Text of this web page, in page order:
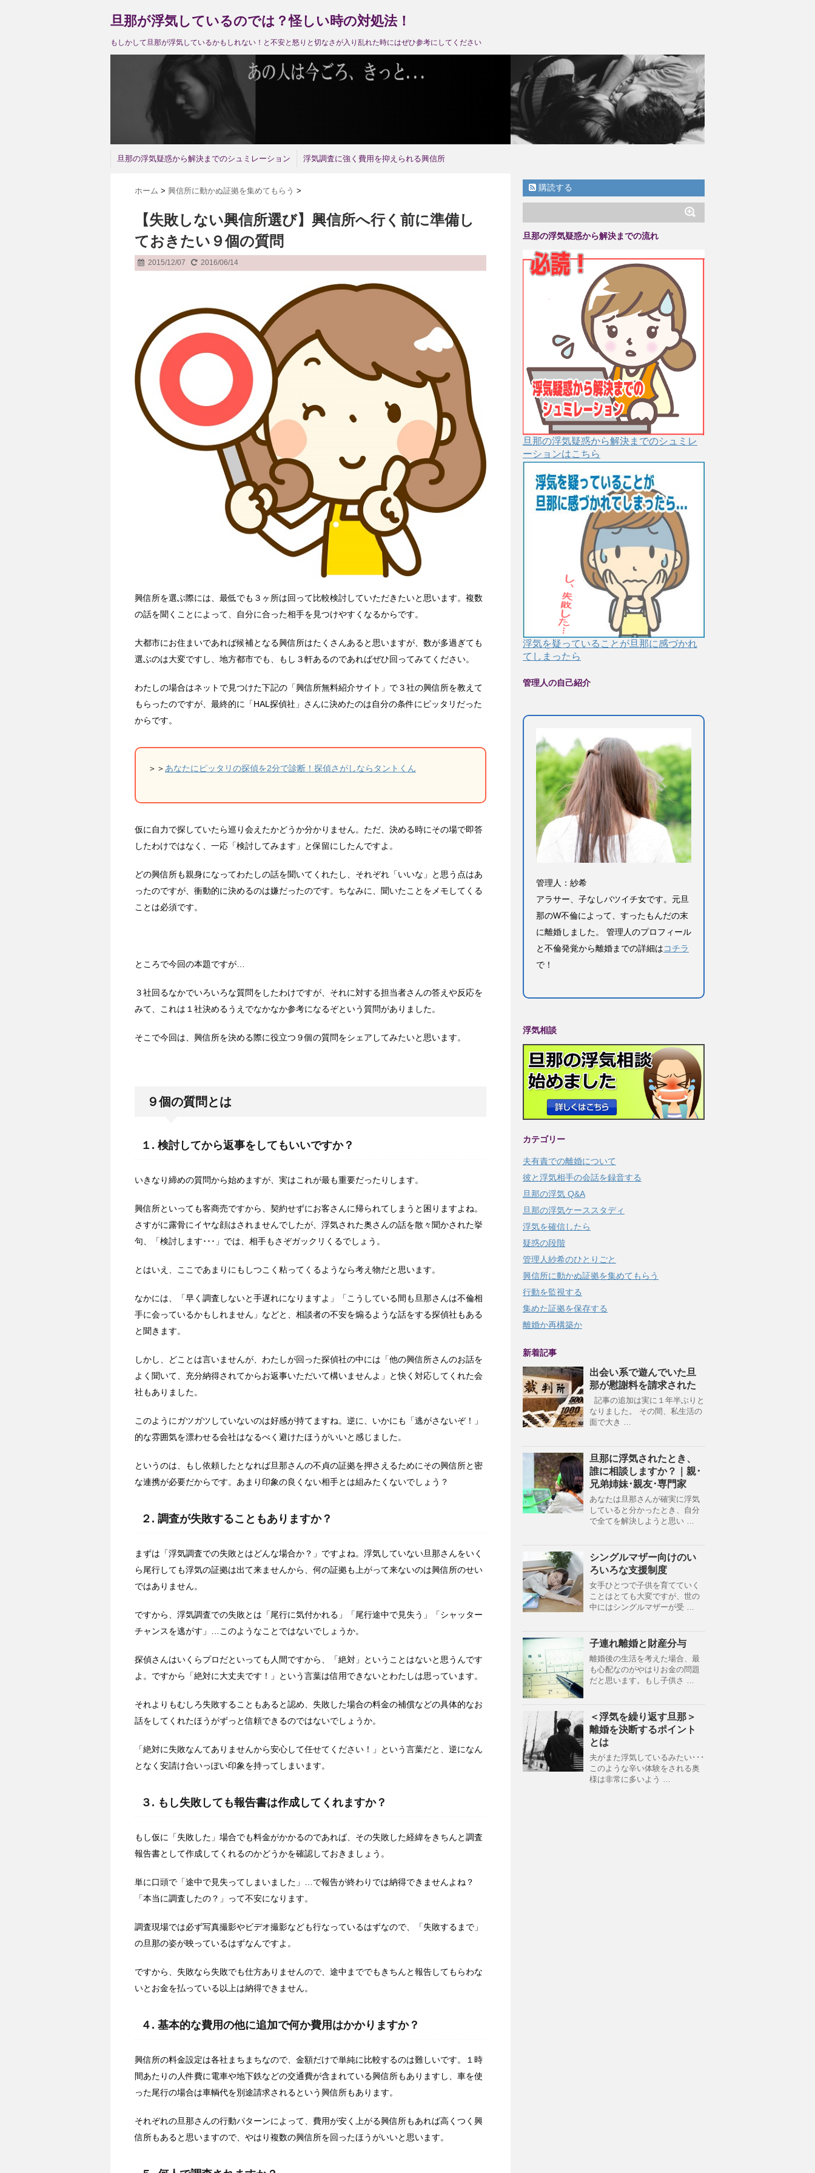
旦那が浮気しているのでは？怪しい時の対処法！
もしかして旦那が浮気しているかもしれない！と不安と怒りと切なさが入り乱れた時にはぜひ参考にしてください
旦那の浮気疑惑から解決までのシュミレーション 浮気調査に強く費用を抑えられる興信所
ホーム > 興信所に動かぬ証拠を集めてもらう >
【失敗しない興信所選び】興信所へ行く前に準備し
ておきたい９個の質問
2015/12/07 2016/06/14
興信所を選ぶ際には、最低でも３ヶ所は回って比較検討していただきたいと思います。複数
の話を聞くことによって、自分に合った相手を見つけやすくなるからです。
大都市にお住まいであれば候補となる興信所はたくさんあると思いますが、数が多過ぎても
選ぶのは大変ですし、地方都市でも、もし３軒あるのであればぜひ回ってみてください。
わたしの場合はネットで見つけた下記の「興信所無料紹介サイト」で３社の興信所を教えて
もらったのですが、最終的に「HAL探偵社」さんに決めたのは自分の条件にピッタリだった
からです。
＞＞あなたにピッタリの探偵を2分で診断！探偵さがしならタントくん
仮に自力で探していたら巡り会えたかどうか分かりません。ただ、決める時にその場で即答
したわけではなく、一応「検討してみます」と保留にしたんですよ。
どの興信所も親身になってわたしの話を聞いてくれたし、それぞれ「いいな」と思う点はあ
ったのですが、衝動的に決めるのは嫌だったのです。ちなみに、聞いたことをメモしてくる
ことは必須です。
ところで今回の本題ですが…
３社回るなかでいろいろな質問をしたわけですが、それに対する担当者さんの答えや反応を
みて、これは１社決めるうえでなかなか参考になるぞという質問がありました。
そこで今回は、興信所を決める際に役立つ９個の質問をシェアしてみたいと思います。
９個の質問とは
１. 検討してから返事をしてもいいですか？
いきなり締めの質問から始めますが、実はこれが最も重要だったりします。
興信所といっても客商売ですから、契約せずにお客さんに帰られてしまうと困りますよね。
さすがに露骨にイヤな顔はされませんでしたが、浮気された奥さんの話を散々聞かされた挙
句、「検討します･･･」では、相手もさぞガックリくるでしょう。
とはいえ、ここであまりにもしつこく粘ってくるようなら考え物だと思います。
なかには、「早く調査しないと手遅れになりますよ」「こうしている間も旦那さんは不倫相
手に会っているかもしれません」などと、相談者の不安を煽るような話をする探偵社もある
と聞きます。
しかし、どことは言いませんが、わたしが回った探偵社の中には「他の興信所さんのお話を
よく聞いて、充分納得されてからお返事いただいて構いませんよ」と快く対応してくれた会
社もありました。
このようにガツガツしていないのは好感が持てますね。逆に、いかにも「逃がさないぞ！」
的な雰囲気を漂わせる会社はなるべく避けたほうがいいと感じました。
というのは、もし依頼したとなれば旦那さんの不貞の証拠を押さえるためにその興信所と密
な連携が必要だからです。あまり印象の良くない相手とは組みたくないでしょう？
２. 調査が失敗することもありますか？
まずは「浮気調査での失敗とはどんな場合か？」ですよね。浮気していない旦那さんをいく
ら尾行しても浮気の証拠は出て来ませんから、何の証拠も上がって来ないのは興信所のせい
ではありません。
ですから、浮気調査での失敗とは「尾行に気付かれる」「尾行途中で見失う」「シャッター
チャンスを逃がす」…このようなことではないでしょうか。
探偵さんはいくらプロだといっても人間ですから、「絶対」ということはないと思うんです
よ。ですから「絶対に大丈夫です！」という言葉は信用できないとわたしは思っています。
それよりもむしろ失敗することもあると認め、失敗した場合の料金の補償などの具体的なお
話をしてくれたほうがずっと信頼できるのではないでしょうか。
「絶対に失敗なんてありませんから安心して任せてください！」という言葉だと、逆になん
となく安請け合いっぽい印象を持ってしまいます。
３. もし失敗しても報告書は作成してくれますか？
もし仮に「失敗した」場合でも料金がかかるのであれば、その失敗した経緯をきちんと調査
報告書として作成してくれるのかどうかを確認しておきましょう。
単に口頭で「途中で見失ってしまいました」…で報告が終わりでは納得できませんよね？
「本当に調査したの？」って不安になります。
調査現場では必ず写真撮影やビデオ撮影なども行なっているはずなので、「失敗するまで」
の旦那の姿が映っているはずなんですよ。
ですから、失敗なら失敗でも仕方ありませんので、途中まででもきちんと報告してもらわな
いとお金を払っている以上は納得できません。
４. 基本的な費用の他に追加で何か費用はかかりますか？
興信所の料金設定は各社まちまちなので、金額だけで単純に比較するのは難しいです。１時
間あたりの人件費に電車や地下鉄などの交通費が含まれている興信所もありますし、車を使
った尾行の場合は車輌代を別途請求されるという興信所もあります。
それぞれの旦那さんの行動パターンによって、費用が安く上がる興信所もあれば高くつく興
信所もあると思いますので、やはり複数の興信所を回ったほうがいいと思います。
購読する
旦那の浮気疑惑から解決までの流れ
旦那の浮気疑惑から解決までのシュミレ
ーションはこちら
浮気を疑っていることが旦那に感づかれ
てしまったら
管理人の自己紹介
管理人：紗希
アラサー、子なしバツイチ女です。元旦
那のW不倫によって、すったもんだの末
に離婚しました。 管理人のプロフィール
と不倫発覚から離婚までの詳細はコチラ
で！
浮気相談
カテゴリー
夫有責での離婚について
彼と浮気相手の会話を録音する
旦那の浮気 Q&A
旦那の浮気ケーススタディ
浮気を確信したら
疑惑の段階
管理人紗希のひとりごと
興信所に動かぬ証拠を集めてもらう
行動を監視する
集めた証拠を保存する
離婚か再構築か
新着記事
出会い系で遊んでいた旦
那が慰謝料を請求された
記事の追加は実に１年半ぶりと
なりました。 その間、私生活の
面で大き …
旦那に浮気されたとき、
誰に相談しますか？｜親･
兄弟姉妹･親友･専門家
あなたは旦那さんが確実に浮気
していると分かったとき、自分
で全てを解決しようと思い …
シングルマザー向けのい
ろいろな支援制度
女手ひとつで子供を育てていく
ことはとても大変ですが、世の
中にはシングルマザーが受 …
子連れ離婚と財産分与
離婚後の生活を考えた場合、最
も心配なのがやはりお金の問題
だと思います。もし子供さ …
＜浮気を繰り返す旦那＞
離婚を決断するポイント
とは
夫がまた浮気しているみたい･･･
このような辛い体験をされる奥
様は非常に多いよう …